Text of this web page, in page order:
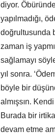
diyor.
yapılmadığı,
doğrultusunda
zaman iş
sağlamayı
yıl sonra.
böyle bir
almışsın.
Burada bir
devam etme